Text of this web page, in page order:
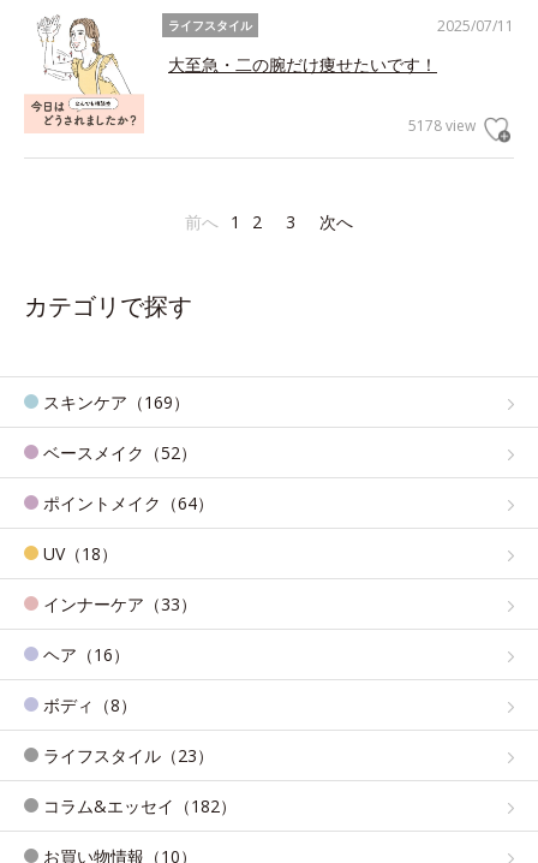
2025/07/11
ライフスタイル
大至急・二の腕だけ痩せたいです！
5178 view
前へ 1 2 3 次へ
カテゴリで探す
スキンケア（169）
ベースメイク（52）
ポイントメイク（64）
UV（18）
インナーケア（33）
ヘア（16）
ボディ（8）
ライフスタイル（23）
コラム&エッセイ（182）
お買い物情報（10）